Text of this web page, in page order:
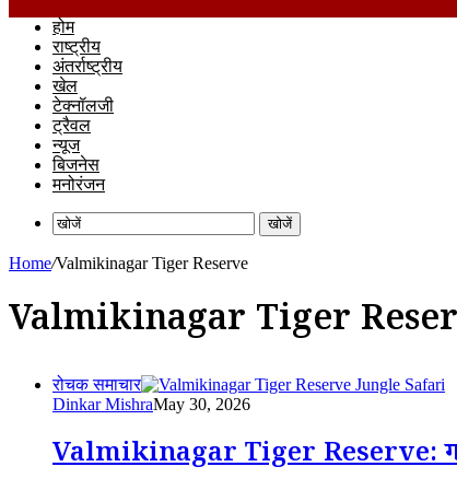
होम
राष्ट्रीय
अंतर्राष्ट्रीय
खेल
टेक्नॉलजी
ट्रैवल
न्यूज
बिजनेस
मनोरंजन
खोजें
Home/Valmikinagar Tiger Reserve
Valmikinagar Tiger
रोचक समाचार
Dinkar MishraMay 30, 2026
Valmikinagar Tiger Reserve: गर्मी से